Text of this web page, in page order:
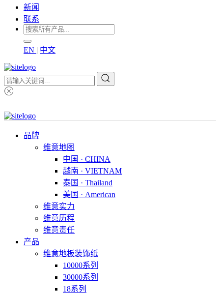
新闻
联系
EN | 中文
品牌
维意地图
中国 · CHINA
越南 · VIETNAM
泰国 · Thailand
美国 · American
维意实力
维意历程
维意责任
产品
维意地板装饰纸
10000系列
30000系列
18系列